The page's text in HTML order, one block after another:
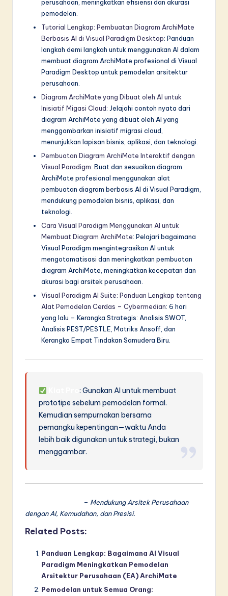
perusahaan, meningkatkan efisiensi dan akurasi
pemodelan.
Tutorial Lengkap: Pembuatan Diagram ArchiMate
Berbasis AI di Visual Paradigm Desktop: Panduan
langkah demi langkah untuk menggunakan AI dalam
membuat diagram ArchiMate profesional di Visual
Paradigm Desktop untuk pemodelan arsitektur
perusahaan.
Diagram ArchiMate yang Dibuat oleh AI untuk
Inisiatif Migasi Cloud: Jelajahi contoh nyata dari
diagram ArchiMate yang dibuat oleh AI yang
menggambarkan inisiatif migrasi cloud,
menunjukkan lapisan bisnis, aplikasi, dan teknologi.
Pembuatan Diagram ArchiMate Interaktif dengan
Visual Paradigm: Buat dan sesuaikan diagram
ArchiMate profesional menggunakan alat
pembuatan diagram berbasis AI di Visual Paradigm,
mendukung pemodelan bisnis, aplikasi, dan
teknologi.
Cara Visual Paradigm Menggunakan AI untuk
Membuat Diagram ArchiMate: Pelajari bagaimana
Visual Paradigm mengintegrasikan AI untuk
mengotomatisasi dan meningkatkan pembuatan
diagram ArchiMate, meningkatkan kecepatan dan
akurasi bagi arsitek perusahaan.
Visual Paradigm AI Suite: Panduan Lengkap tentang
Alat Pemodelan Cerdas – Cybermedian: 6 hari
yang lalu – Kerangka Strategis: Analisis SWOT,
Analisis PEST/PESTLE, Matriks Ansoff, dan
Kerangka Empat Tindakan Samudera Biru.
Kiat Pro: Gunakan AI untuk membuat
prototipe sebelum pemodelan formal.
Kemudian sempurnakan bersama
pemangku kepentingan—waktu Anda
lebih baik digunakan untuk strategi, bukan
menggambar.
– Mendukung Arsitek Perusahaan
dengan AI, Kemudahan, dan Presisi.
Related Posts:
Panduan Lengkap: Bagaimana AI Visual
Paradigm Meningkatkan Pemodelan
Arsitektur Perusahaan (EA) ArchiMate
Pemodelan untuk Semua Orang: